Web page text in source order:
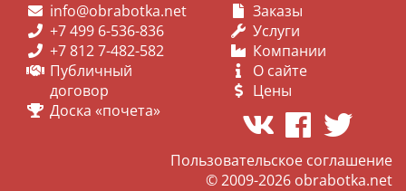
info@obrabotka.net
+7 499 6-536-836
+7 812 7-482-582
Публичный
договор
Доска «почета»
Заказы
Услуги
Компании
О сайте
Цены
Пользовательское соглашение
© 2009-2026 obrabotka.net